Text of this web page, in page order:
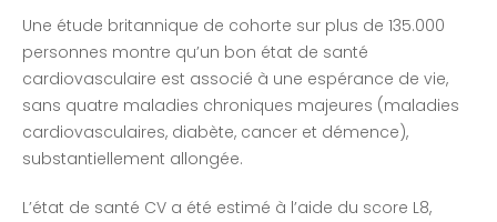
Une étude britannique de cohorte sur plus de 135.000
personnes montre qu’un bon état de santé
cardiovasculaire est associé à une espérance de vie,
sans quatre maladies chroniques majeures (maladies
cardiovasculaires, diabète, cancer et démence),
substantiellement allongée.
L’état de santé CV a été estimé à l’aide du score L8,